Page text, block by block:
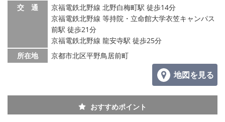
交 通
京福電鉄北野線 北野白梅町駅 徒歩14分
京福電鉄北野線 等持院・立命館大学衣笠キャンパス
前駅 徒歩21分
京福電鉄北野線 龍安寺駅 徒歩25分
所在地
京都市北区平野鳥居前町
地図を見る
おすすめポイント